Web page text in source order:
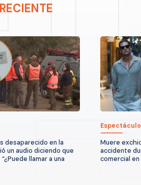
desaparecido en la
un audio diciendo que
llamar a una
Muere
accidente
comercial en